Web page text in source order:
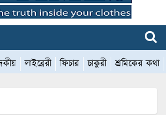
লাইব্রেরী ফিচার চাকুরী শ্রমিকের কথা